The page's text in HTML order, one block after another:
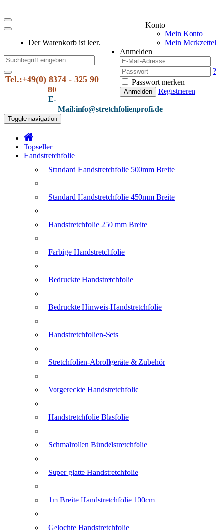
Konto
Mein Konto
Mein Merkzettel
Anmelden
?
Passwort merken
Anmelden Registrieren
Der Warenkorb ist leer.
Tel.:+49(0) 8374 - 325 90
80
E-
Mail:info@stretchfolienprofi.de
Toggle navigation
Topseller
Handstretchfolie
Standard Handstretchfolie 500mm Breite
Standard Handstretchfolie 450mm Breite
Handstretchfolie 250 mm Breite
Farbige Handstretchfolie
Bedruckte Handstretchfolie
Bedruckte Hinweis-Handstretchfolie
Handstretchfolien-Sets
Stretchfolien-Abrollgeräte & Zubehör
Vorgereckte Handstretchfolie
Handstretchfolie Blasfolie
Schmalrollen Bündelstretchfolie
Super glatte Handstretchfolie
1m Breite Handstretchfolie 100cm
Gelochte Handstretchfolie